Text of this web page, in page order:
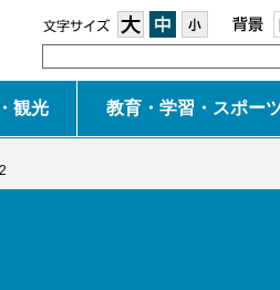
大 中
観光 教育・学習・スポー